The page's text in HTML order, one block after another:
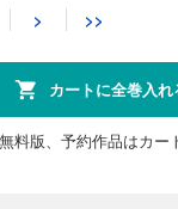
華堂は
出し抜
> >>
カートに全巻入れ
料版、予約作品はカー